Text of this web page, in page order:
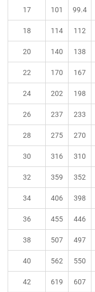
17 101 99.4
18 114 112
20 140 138
22 170 167
24 202 198
26 237 233
28 275 270
30 316 310
32 359 352
34 406 398
36 455 446
38 507 497
40 562 550
42 619 607